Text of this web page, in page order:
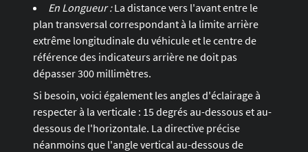
En Longueur :La distance vers l'avant entre le
plan transversal correspondant à la limite arrière
extrême longitudinale du véhicule et le centre de
référence des indicateurs arrière ne doit pas
dépasser 300 millimètres.
Si besoin, voici également les angles d'éclairage à
respecter à la verticale : 15 degrés au-dessous et au-
dessous de l'horizontale. La directive précise
néanmoins que l'angle vertical au-dessous de